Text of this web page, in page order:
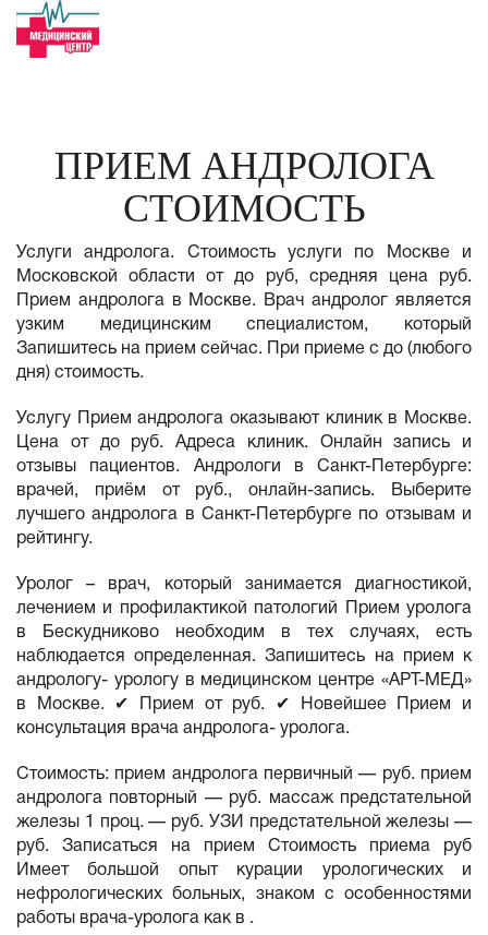
ПРИЕМ АНДРОЛОГА
СТОИМОСТЬ
Услуги андролога. Стоимость услуги по Москве и
Московской области от до руб, средняя цена руб.
Прием андролога в Москве. Врач андролог является
узким медицинским специалистом, который
Запишитесь на прием сейчас. При приеме с до (любого
дня) стоимость.
Услугу Прием андролога оказывают клиник в Москве.
Цена от до руб. Адреса клиник. Онлайн запись и
отзывы пациентов. Андрологи в Санкт-Петербурге:
врачей, приём от руб., онлайн-запись. Выберите
лучшего андролога в Санкт-Петербурге по отзывам и
рейтингу.
Уролог – врач, который занимается диагностикой,
лечением и профилактикой патологий Прием уролога
в Бескудниково необходим в тех случаях, есть
наблюдается определенная. Запишитесь на прием к
андрологу- урологу в медицинском центре «АРТ-МЕД»
в Москве. ✔ Прием от руб. ✔ Новейшее Прием и
консультация врача андролога- уролога.
Стоимость: прием андролога первичный — руб. прием
андролога повторный — руб. массаж предстательной
железы 1 проц. — руб. УЗИ предстательной железы —
руб. Записаться на прием Стоимость приема руб
Имеет большой опыт курации урологических и
нефрологических больных, знаком с особенностями
работы врача-уролога как в .